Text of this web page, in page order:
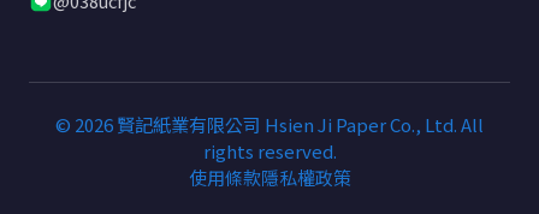
© 2026 賢記紙業有限公司 Hsien Ji Paper Co., Ltd. All
rights reserved.
使用條款隱私權政策